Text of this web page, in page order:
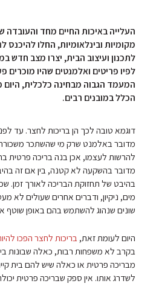
העלייה באיכות החיים מחד והעובדה
מקומיות ובינלאומיות, החלו להיכנס
לתכנון ועיצוב הבית, יצרו מצב חדש
לפיו פריטים ואלמנטים שהיו
המעמד הגבוה מבחינה כלכלית, היום
הכלל במובנים רבים.
דוגמא טובה לכך הן בריכות לחצר. עד
מדובר באלמנט שרק מי שהשתכר משכורת
להרשות לעצמו, אכן בנה בריכה פרטית
מדובר בהשקעה לא קטנה, בין אם זה
בהיבט של תחזוקת הבריכה לאורך זמן.
מים, ניקיון, ודברים אחרים שעולים לא
שונים שנהוג להשתמש בהם באופן שוטף
היום לעומת זאת, בריכות לחצר הפכו
בקרב לא משפחות רבות, כאלה שבונות
מבריכה פרטית או כאלה שיש להם בית
לשדרג אותו. אין ספק שבריכה פרטית